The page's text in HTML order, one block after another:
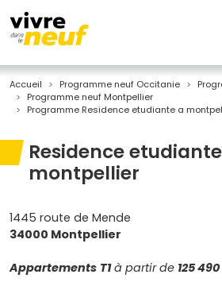
Accueil Programme neuf Occitanie
Programme neuf Montpellier
Programme Residence etudiante a
Residence
montpellier
1445 route de Mende
34000 Montpellier
Appartements T1 à partir de 125